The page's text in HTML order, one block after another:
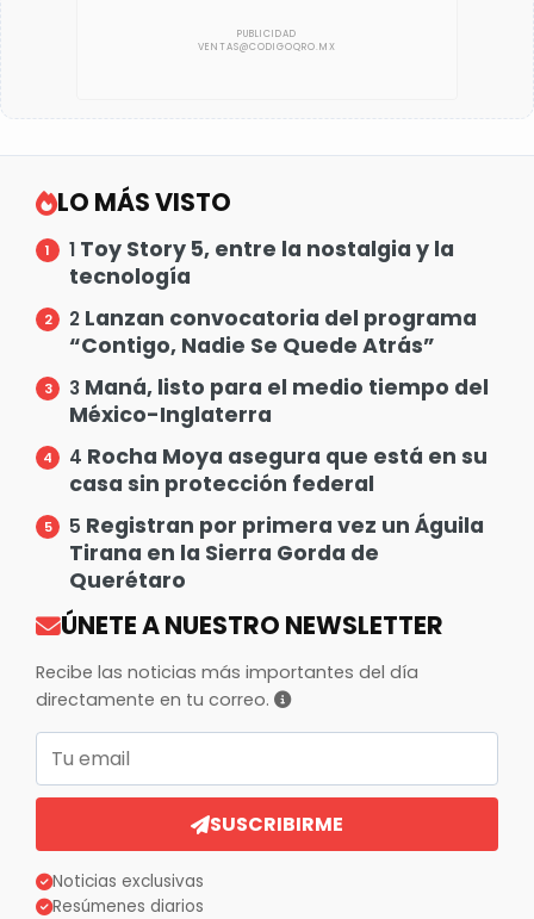
LO MÁS VISTO
1 Toy Story 5, entre la nostalgia y la
tecnología
2 Lanzan convocatoria del programa
“Contigo, Nadie Se Quede Atrás”
3 Maná, listo para el medio tiempo del
México-Inglaterra
4 Rocha Moya asegura que está en su
casa sin protección federal
5 Registran por primera vez un Águila
Tirana en la Sierra Gorda de
Querétaro
ÚNETE A NUESTRO NEWSLETTER
Recibe las noticias más importantes del día
directamente en tu correo.
SUSCRIBIRME
Noticias exclusivas
Resúmenes diarios